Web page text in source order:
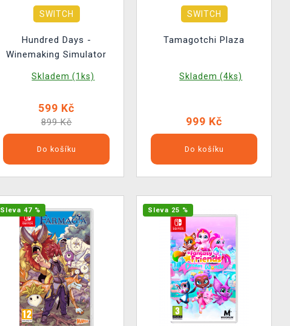
SWITCH
Hundred Days -
Winemaking Simulator
Skladem (1ks)
599 Kč
899 Kč
Do košíku
SWITCH
Tamagotchi Plaza
Skladem (4ks)
999 Kč
Do košíku
Sleva 47 % Sleva 25 %